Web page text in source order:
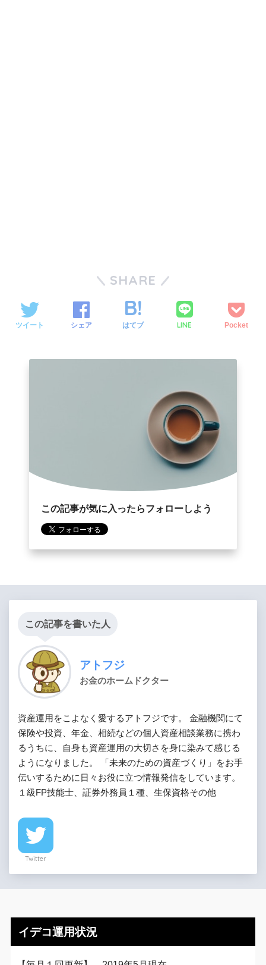
SHARE
ツイート シェア はてブ LINE Pocket
この記事が気に入ったらフォローしよう
この記事を書いた人
アトフジ
お金のホームドクター
資産運用をこよなく愛するアトフジです。 金融機関にて
保険や投資、年金、相続などの個人資産相談業務に携わ
るうちに、自身も資産運用の大切さを身に染みて感じる
ようになりました。 「未来のための資産づくり」をお手
伝いするために日々お役に立つ情報発信をしています。
１級FP技能士、証券外務員１種、生保資格その他
Twitter
イデコ運用状況